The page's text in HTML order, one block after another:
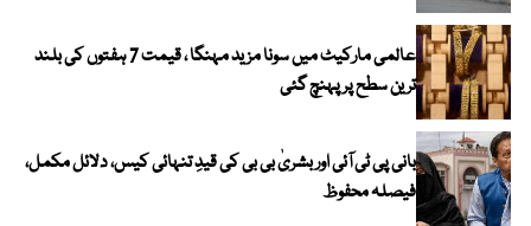
عالمی مارکیٹ میں سونا مزید مہنگا ، قیمت 7 ہفتوں کی بلند
ترین سطح پر پہنچ گئی
بانی پی ٹی آئی اور بشریٰ بی بی کی قیدِ تنہائی کیس، دلائل مکمل،
فیصلہ محفوظ